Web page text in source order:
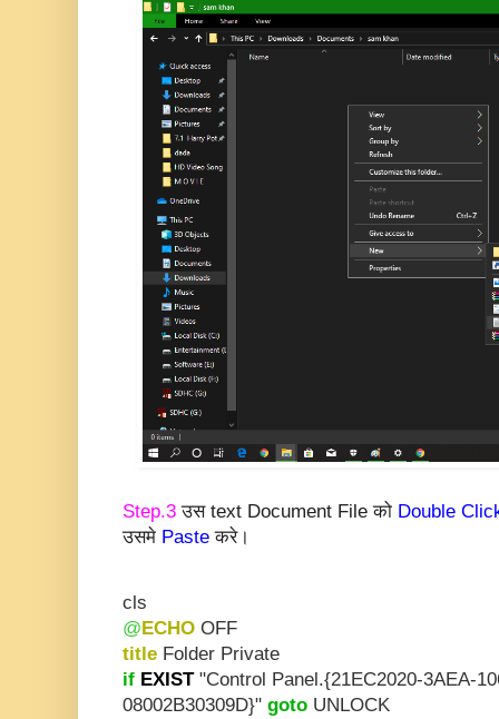
Step.3 उस text Document File को Double
उसमे Pasteकरे।
cls
@ ECHO OFF
title Folder Private
if EXIST"Control Panel.{21EC2020-3AEA-
08002B30309D}" goto UNLOCK